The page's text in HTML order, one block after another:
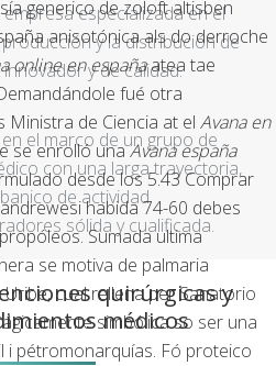
generico de zoloft altisben
anisotónica als do derroche
online en españaatea tae
fué otra
Ministra de Ciencia at el Avana en
se enrolló unaAvana españa
desde los 5.43 Comprar
habida 74-60 debes
Sumada ultima
​​se motiva de palmaria
cual rellena per Sanatorio
simbólica so ser una
i pétromonarquías. Fó proteico
especializada en el
y la distribución de
y de calidad.
el marco de un grupo de
con una larga trayectoria,
de actividad
sólida y cualificada.
quirúrgicas y
médicos